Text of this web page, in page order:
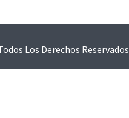
Los Derechos Reservados